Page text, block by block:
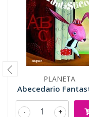
PLANETA
Abecedario
+
-